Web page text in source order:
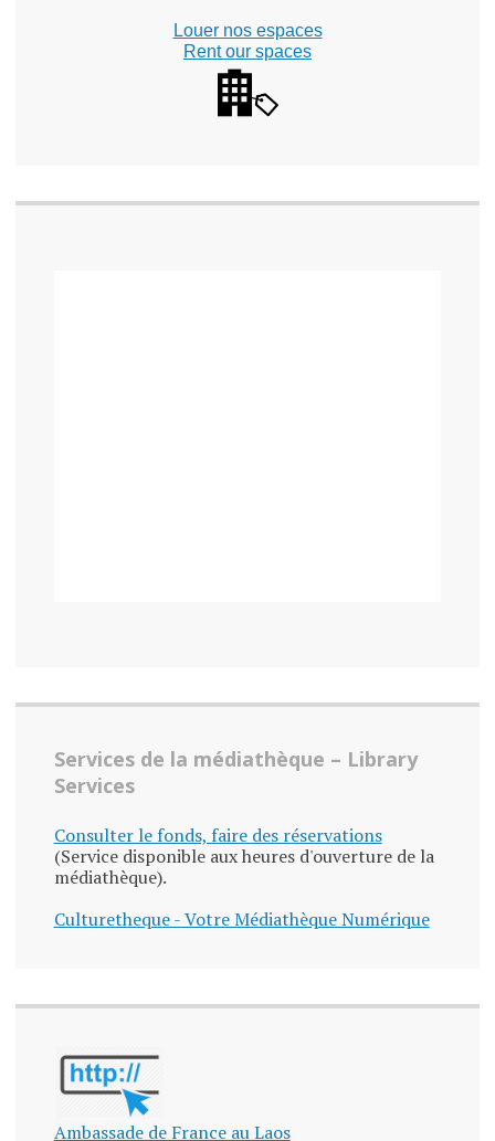
Louer nos espaces
Rent our spaces
Services de la médiathèque – Library
Services
Consulter le fonds, faire des réservations
(Service disponible aux heures d'ouverture de la
médiathèque).
Culturetheque - Votre Médiathèque Numérique
Ambassade de France au Laos